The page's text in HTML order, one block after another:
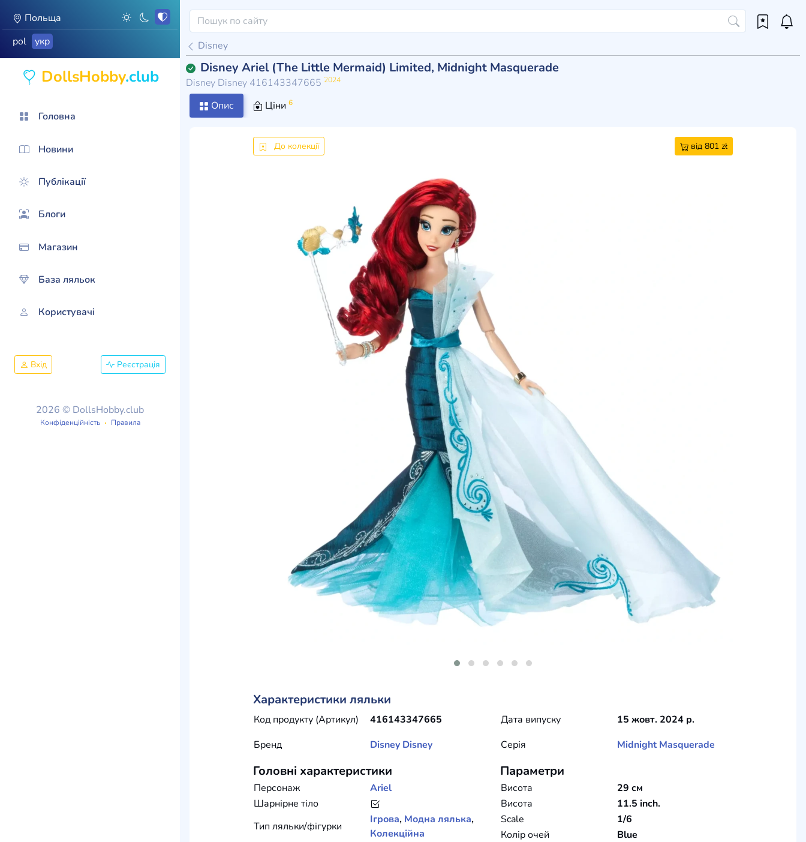
Польща
pol
укр
DollsHobby.club
Головна
Новини
Публікації
Блоги
Магазин
База ляльок
Користувачі
Вхід Реєстрація
2026 © DollsHobby.club
Конфіденційність Правила
Disney
Disney Ariel (The Little Mermaid) Limited, Midnight Masquerade
Disney Disney 416143347665 2024
Опис Ціни 6
До колекції від 801 zł
Характеристики ляльки
Код продукту (Артикул) 416143347665 Дата випуску
15 жовт. 2024 р.
Бренд
Disney Disney Серія Midnight Masquerade
Головні характеристики
Персонаж
Ariel
Шарнірне тіло
Тип ляльки/фігурки
Ігрова, Модна лялька,
Колекційна
Параметри
Висота
29 см
Висота
11.5 inch.
Scale
1/6
Колір очей
Blue